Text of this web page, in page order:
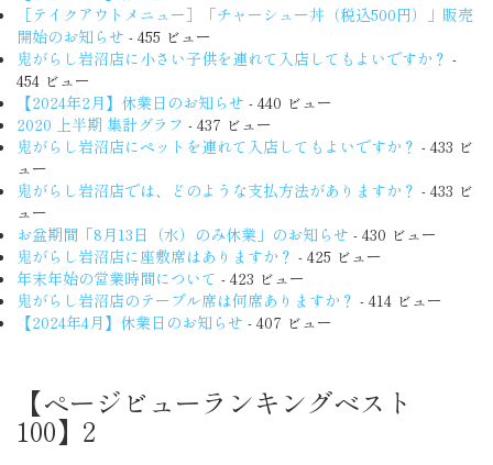
［テイクアウトメニュー］「チャーシュー丼（税込500円）」販売
開始のお知らせ - 455 ビュー
鬼がらし岩沼店に小さい子供を連れて入店してもよいですか？ -
454 ビュー
【2024年2月】休業日のお知らせ - 440 ビュー
2020 上半期 集計グラフ - 437 ビュー
鬼がらし岩沼店にペットを連れて入店してもよいですか？ - 433 ビ
ュー
鬼がらし岩沼店では、どのような支払方法がありますか？ - 433 ビ
ュー
お盆期間「8月13日（水）のみ休業」のお知らせ - 430 ビュー
鬼がらし岩沼店に座敷席はありますか？ - 425 ビュー
年末年始の営業時間について - 423 ビュー
鬼がらし岩沼店のテーブル席は何席ありますか？ - 414 ビュー
【2024年4月】休業日のお知らせ - 407 ビュー
【ページビューランキングベスト
100】2